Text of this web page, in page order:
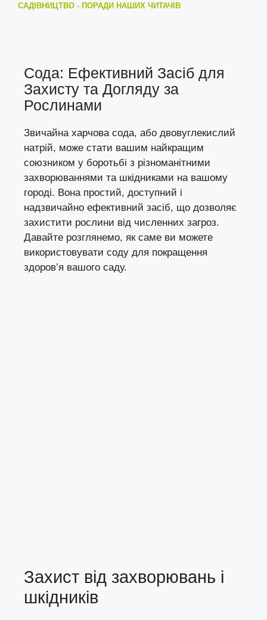
САДІВНИЦТВО - ПОРАДИ НАШИХ ЧИТАЧІВ
Сода: Ефективний Засіб для
Захисту та Догляду за
Рослинами
Звичайна харчова сода, або двовуглекислий
натрій, може стати вашим найкращим
союзником у боротьбі з різноманітними
захворюваннями та шкідниками на вашому
городі. Вона простий, доступний і
надзвичайно ефективний засіб, що дозволяє
захистити рослини від численних загроз.
Давайте розглянемо, як саме ви можете
використовувати соду для покращення
здоров’я вашого саду.
Захист від захворювань і
шкідників